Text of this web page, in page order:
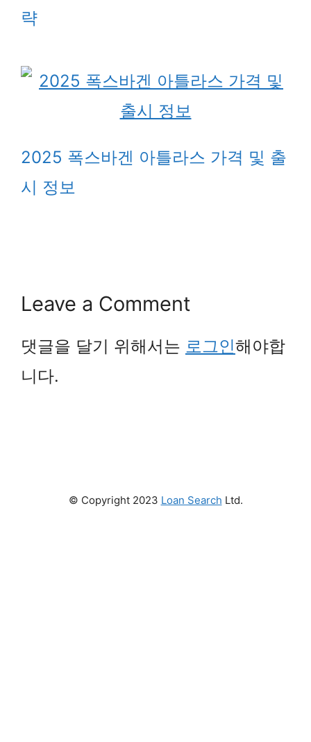
략
2025 폭스바겐 아틀라스 가격 및 출
시 정보
Leave a Comment
댓글을 달기 위해서는 로그인해야합
니다.
© Copyright 2023 Loan Search Ltd.